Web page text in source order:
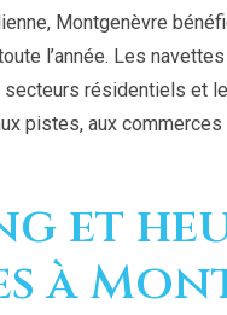
Montgenèvre
l’année. Les
résidentiels et
pistes, aux
et
à